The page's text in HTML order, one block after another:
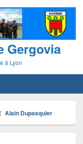
Gergovia
à Lyon
Alain Dupasquier